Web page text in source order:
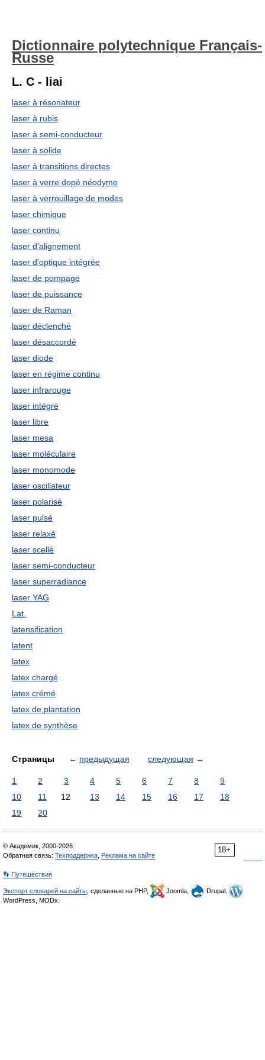
Dictionnaire polytechnique Français-
Russe
L. C - liai
laser à résonateur
laser à rubis
laser à semi-conducteur
laser à solide
laser à transitions directes
laser à verre dopé néodyme
laser à verrouillage de modes
laser chimique
laser continu
laser d'alignement
laser d'optique intégrée
laser de pompage
laser de puissance
laser de Raman
laser déclenché
laser désaccordé
laser diode
laser en régime continu
laser infrarouge
laser intégré
laser libre
laser mesa
laser moléculaire
laser monomode
laser oscillateur
laser polarisé
laser pulsé
laser relaxé
laser scellé
laser semi-conducteur
laser superradiance
laser YAG
Lat.
latensification
latent
latex
latex chargé
latex crémé
latex de plantation
latex de synthèse
Страницы ← предыдущая следующая →
1 2 3 4 5 6 7 8
9
10
11 12 13 14 15 16 17
18
19
20
18+
© Академик, 2000-2026
Обратная связь: Техподдержка Реклама на сайте
👣 Путешествия
Экспорт словарей на сайты , сделанные на PHP, Joomla,
Drupal,
WordPress, MODx.